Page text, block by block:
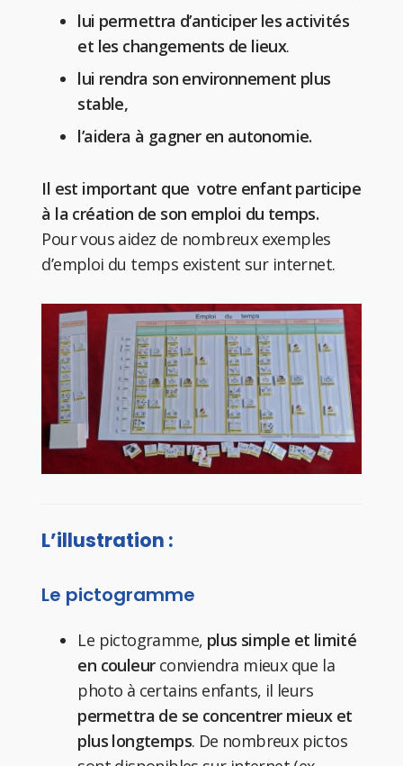
lui permettra d’anticiper les activités
et les changements de lieux.
lui rendra son environnement plus
stable,
l’aidera à gagner en autonomie.
Il est important que votre enfant participe
à la création de son emploi du temps.
Pour vous aidez de nombreux exemples
d’emploi du temps existent sur internet.
L’illustration :
Le pictogramme
Le pictogramme, plus simple et limité
en couleurconviendra mieux que la
photo à certains enfants, il leurs
permettra de se concentrer mieux et
plus longtemps. De nombreux pictos